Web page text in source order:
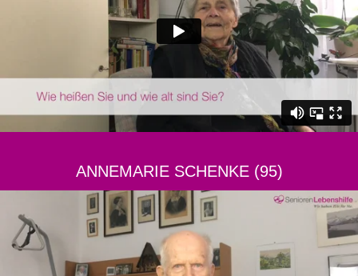
ANNEMARIE SCHENKE (95)